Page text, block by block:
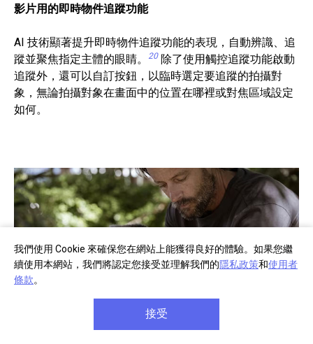
我們使用 Cookie 來確保您在網站上能獲得良好的體驗。如果您繼
續使用本網站，我們將認定您接受並理解我們的隱私政策和使用者
條款。
接受
影片用的即時物件追蹤功能
AI 技術顯著提升即時物件追蹤功能的表現，自動辨識、追
蹤並聚焦指定主體的眼睛。
20除了使用觸控追蹤功能啟動
追蹤外，還可以自訂按鈕，以臨時選定要追蹤的拍攝對
象，無論拍攝對象在畫面中的位置在哪裡或對焦區域設定
如何。